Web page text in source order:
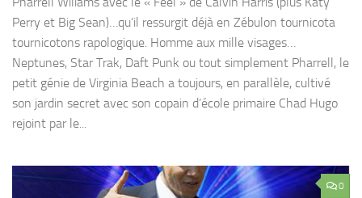
Perry et Big Sean)…qu’il ressurgit déjà en Zébulon tournicota
tournicotons rapologique. Homme aux mille visages…
Neptunes, Star Trak, Daft Punk ou tout simplement Pharrell, le
petit génie de Virginia Beach a toujours, en parallèle, cultivé
son jardin secret avec son copain d’école primaire Chad Hugo
rejoint par le...
0